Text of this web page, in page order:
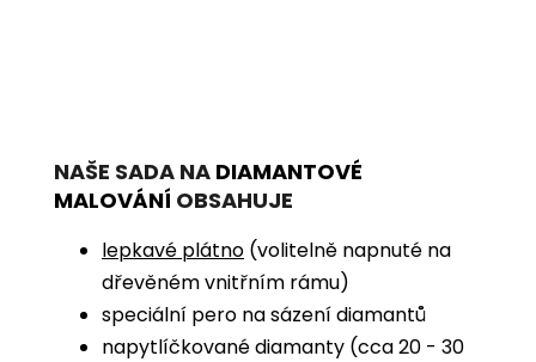
NAŠE SADA NA DIAMANTOVÉ
MALOVÁNÍ OBSAHUJE
lepkavé plátno (volitelně napnuté na
dřevěném vnitřním rámu)
speciální pero na sázení diamantů
napytlíčkované diamanty (cca 20 - 30